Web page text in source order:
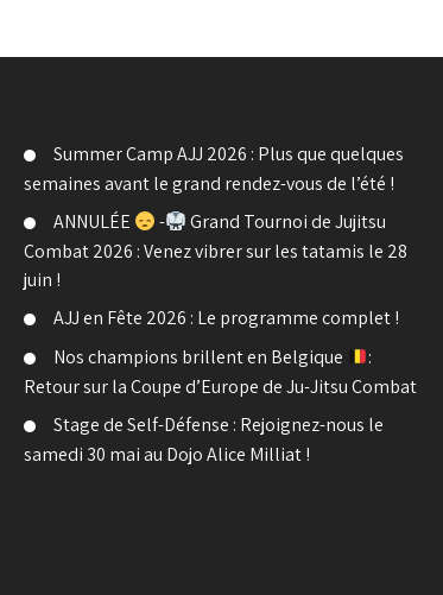
Summer Camp AJJ 2026 : Plus que quelques
semaines avant le grand rendez-vous de l’été !
ANNULÉE
-
Grand Tournoi de Jujitsu
Combat 2026 : Venez vibrer sur les tatamis le 28
juin !
AJJ en Fête 2026 : Le programme complet !
Nos champions brillent en Belgique
:
Retour sur la Coupe d’Europe de Ju-Jitsu Combat
Stage de Self-Défense : Rejoignez-nous le
samedi 30 mai au Dojo Alice Milliat !